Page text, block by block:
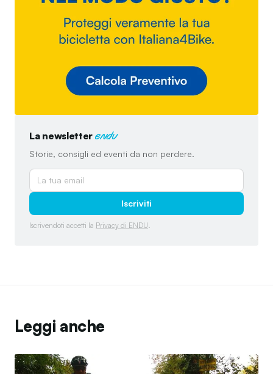
La newsletter endu
Storie, consigli ed eventi da non perdere.
Iscriviti
Iscrivendoti accetti la Privacy di ENDU.
Leggi anche